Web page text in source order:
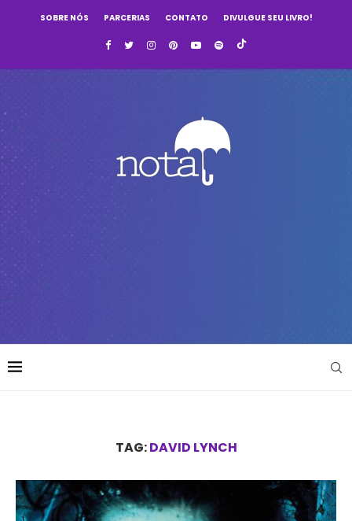
SOBRE NÓS PARCERIAS CONTATO DIVULGUE SEU LIVRO!
TAG:DAVID LYNCH